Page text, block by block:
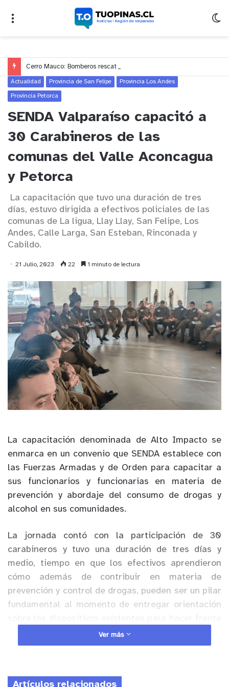
Actualidad Provincia de San Felipe Provincia Los Andes
Provincia Petorca
SENDA Valparaíso capacitó a
30 Carabineros de las
comunas del Valle Aconcagua
y Petorca
La capacitación que tuvo una duración de tres
días, estuvo dirigida a efectivos policiales de las
comunas de La ligua, Llay Llay, San Felipe, Los
Andes, Calle Larga, San Esteban, Rinconada y
Cabildo.
21 Julio, 2023 22 1 minuto de lectura
La capacitación denominada de Alto Impacto se
enmarca en un convenio que SENDA establece con
las Fuerzas Armadas y de Orden para capacitar a
sus funcionarios y funcionarias en materia de
prevención y abordaje del consumo de drogas y
alcohol en sus comunidades.
La jornada contó con la participación de 30
carabineros y tuvo una duración de tres días y
medio, tiempo en que los efectivos aprendieron
cómo además de contribuir en materia de
prevención y control de drogas, pueden ser un pilar
fundamental al momento de entregar orientación
a posibles situaciones de consumo problemático
de sustancias.
Ver más
Artículos relacionados